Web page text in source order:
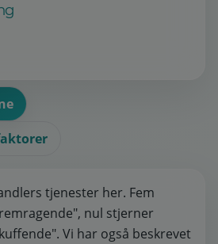
tjenester her. Fem
nul stjerner
Vi har også beskrevet